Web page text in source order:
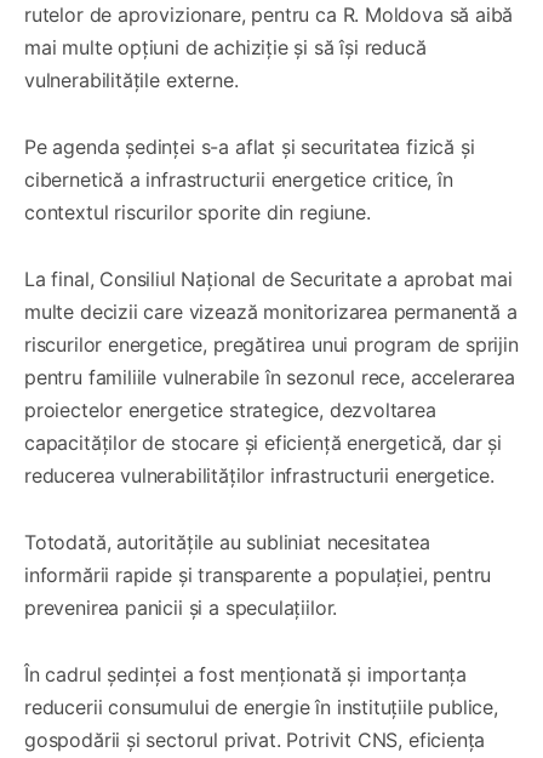
rutelor de aprovizionare, pentru ca R. Moldova să aibă
mai multe opțiuni de achiziție și să își reducă
vulnerabilitățile externe.
Pe agenda ședinței s-a aflat și securitatea fizică și
cibernetică a infrastructurii energetice critice, în
contextul riscurilor sporite din regiune.
La final, Consiliul Național de Securitate a aprobat mai
multe decizii care vizează monitorizarea permanentă a
riscurilor energetice, pregătirea unui program de sprijin
pentru familiile vulnerabile în sezonul rece, accelerarea
proiectelor energetice strategice, dezvoltarea
capacităților de stocare și eficiență energetică, dar și
reducerea vulnerabilităților infrastructurii energetice.
Totodată, autoritățile au subliniat necesitatea
informării rapide și transparente a populației, pentru
prevenirea panicii și a speculațiilor.
În cadrul ședinței a fost menționată și importanța
reducerii consumului de energie în instituțiile publice,
gospodării și sectorul privat. Potrivit CNS, eficiența